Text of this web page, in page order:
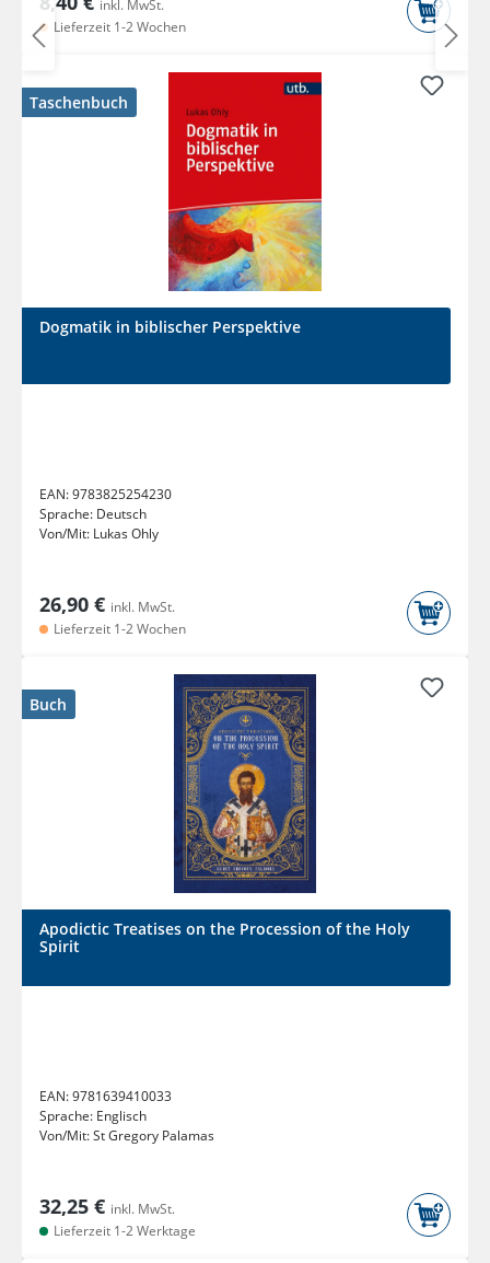
inkl. MwSt.
Lieferzeit 1-2 Wochen
Taschenbuch
Dogmatik in biblischer Perspektive
EAN:9783825254230
Sprache: Deutsch
Von/Mit: Lukas Ohly
26,90 € inkl. MwSt.
Lieferzeit 1-2 Wochen
Buch
Apodictic Treatises on the Procession of the Holy
Spirit
EAN:9781639410033
Sprache: Englisch
Von/Mit:St Gregory Palamas
32,25 € inkl. MwSt.
Lieferzeit 1-2 Werktage